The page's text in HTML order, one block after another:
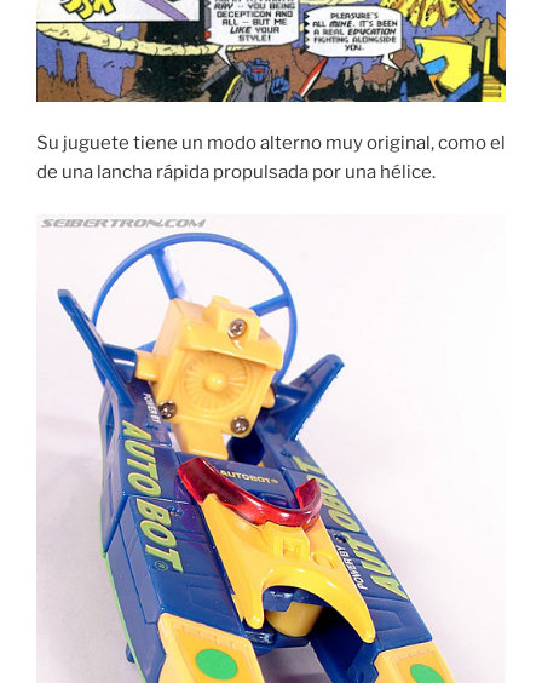
Su juguete tiene un modo alterno muy original, como el
de una lancha rápida propulsada por una hélice.